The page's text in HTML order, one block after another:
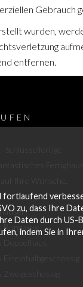
zu, dass Ihre
Daten durch
indem Sie in
Gebrauch
wurden,
entfernen.
Ihre Wünsche.
Bungalow